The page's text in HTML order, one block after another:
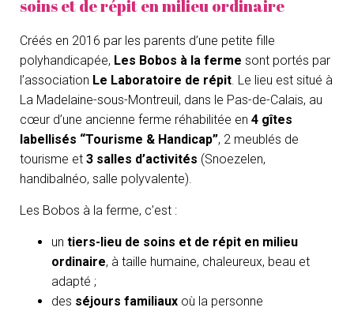
soins et de répit en milieu ordinaire
Créés en 2016 par les parents d’une petite fille
polyhandicapée, Les Bobos à la ferme sont portés par
l’association Le Laboratoire de répit. Le lieu est situé à
La Madelaine-sous-Montreuil, dans le Pas-de-Calais, au
cœur d’une ancienne ferme réhabilitée en 4 gîtes
labellisés “Tourisme & Handicap”, 2 meublés de
tourisme et 3 salles d’activités (Snoezelen,
handibalnéo, salle polyvalente).
Les Bobos à la ferme, c’est :
un tiers-lieu de soins et de répit en milieu
ordinaire, à taille humaine, chaleureux, beau et
adapté ;
des séjours familiaux où la personne